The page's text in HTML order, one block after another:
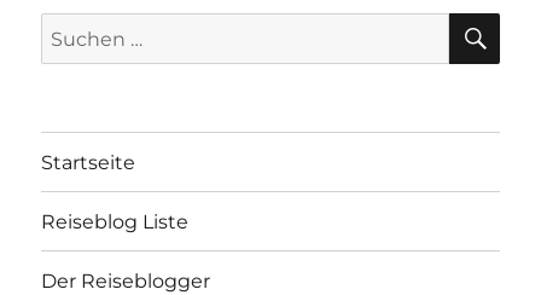
Suchen
nach:
Startseite
Reiseblog Liste
Der Reiseblogger